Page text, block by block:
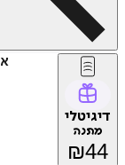
דיגיטלי
מתנה
₪44